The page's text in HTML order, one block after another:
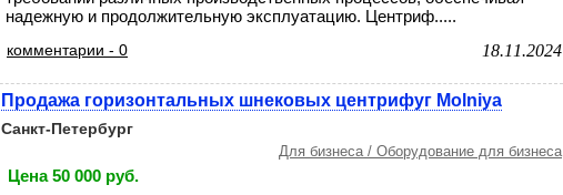
надежную и продолжительную эксплуатацию. Центриф.....
комментарии - 0 18.11.2024
Продажа горизонтальных шнековых центрифуг Molniya
Санкт-Петербург
Для бизнеса / Оборудование для бизнеса
Цена 50 000 руб.